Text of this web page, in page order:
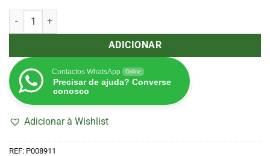
Quantidade de Cinzeiro de Metal Stay Green (Purize)
ADICIONAR
Contactos WhatsApp Online
Precisar de ajuda? Converse
conosco
Adicionar à Wishlist
REF: P008911